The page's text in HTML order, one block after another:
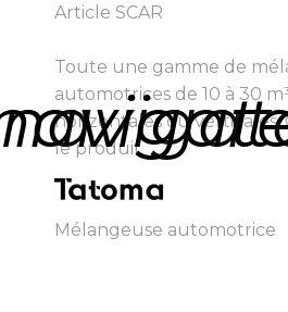
Article SCAR
Toute une gamme de
automotrices de 10 à 30
horizontales ou verticales.
le produit
Mélangeuse automotrice